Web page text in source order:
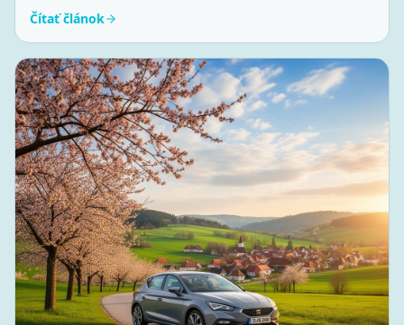
Čítať článok